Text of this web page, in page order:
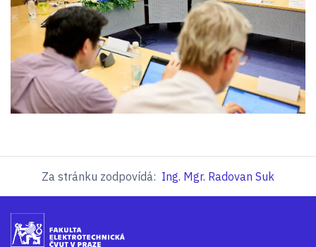
Za stránku zodpovídá: Ing. Mgr. Radovan Suk